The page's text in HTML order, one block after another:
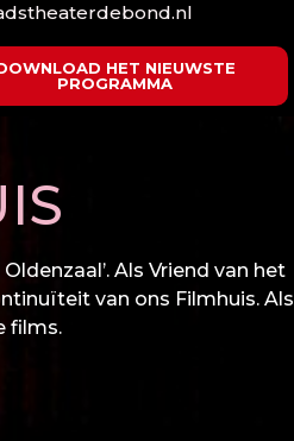
Als Vriend van het
van ons Filmhuis. Als
films.
HET NIEUWSTE
PROGRAMMA